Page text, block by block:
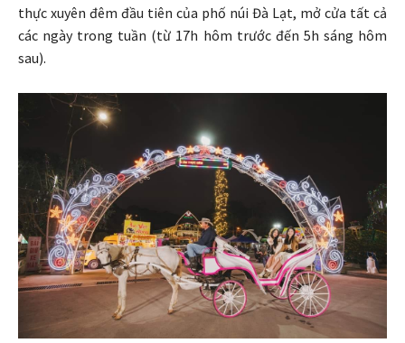
thực xuyên đêm đầu tiên của phố núi Đà Lạt, mở cửa tất cả
các ngày trong tuần (từ 17h hôm trước đến 5h sáng hôm
sau).